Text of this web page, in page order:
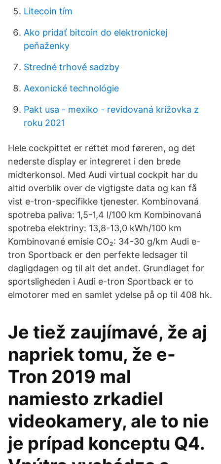
Litecoin tím
Ako pridať bitcoin do elektronickej
peňaženky
Stredné trhové sadzby
Aexonické technológie
Pakt usa - mexiko - revidovaná krížovka z
roku 2021
Hele cockpittet er rettet mod føreren, og det
nederste display er integreret i den brede
midterkonsol. Med Audi virtual cockpit har du
altid overblik over de vigtigste data og kan få
vist e-tron-specifikke tjenester. Kombinovaná
spotreba paliva: 1,5-1,4 l/100 km Kombinovaná
spotreba elektriny: 13,8-13,0 kWh/100 km
Kombinované emisie CO₂: 34-30 g/km Audi e-
tron Sportback er den perfekte ledsager til
dagligdagen og til alt det andet. Grundlaget for
sportsligheden i Audi e-tron Sportback er to
elmotorer med en samlet ydelse på op til 408 hk.
Je tiež zaujímavé, že aj
napriek tomu, že e-
Tron 2019 mal
namiesto zrkadiel
videokamery, ale to nie
je prípad konceptu Q4.